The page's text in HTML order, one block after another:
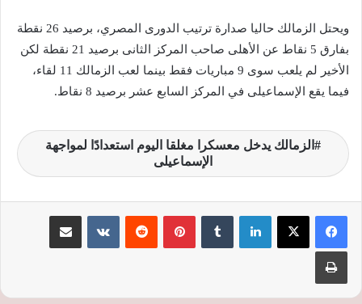
ويحتل الزمالك حاليا صدارة ترتيب الدورى المصري، برصيد 26 نقطة
بفارق 5 نقاط عن الأهلى صاحب المركز الثانى برصيد 21 نقطة لكن
الأخير لم يلعب سوى 9 مباريات فقط بينما لعب الزمالك 11 لقاء،
فيما يقع الإسماعيلى في المركز السابع عشر برصيد 8 نقاط.
الزمالك يدخل معسكرا مغلقا اليوم استعدادًا لمواجهة
الإسماعيلى
لينكدإن بينتيريست